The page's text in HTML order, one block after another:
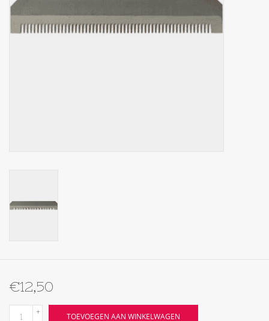
Koken
Food
Textiel
€12,50
+
TOEVOEGEN AAN WINKELWAGEN